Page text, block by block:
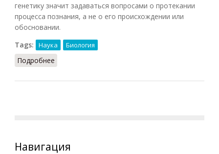
генетику значит задаваться вопросами о протекании
процесса познания, а не о его происхождении или
обосновании.
Tags:
Наука Биология
Подробнее
Навигация